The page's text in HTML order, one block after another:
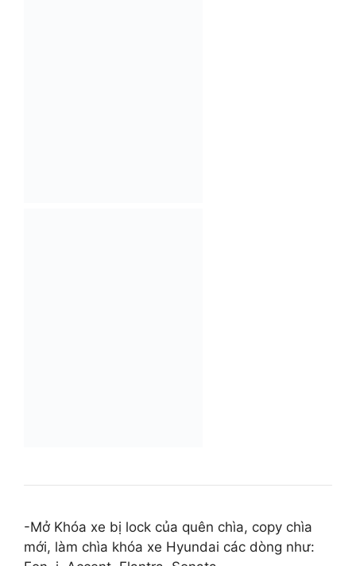
-Mở Khóa xe bị lock của quên chìa, copy chìa
mới, làm chìa khóa xe Hyundai các dòng như: